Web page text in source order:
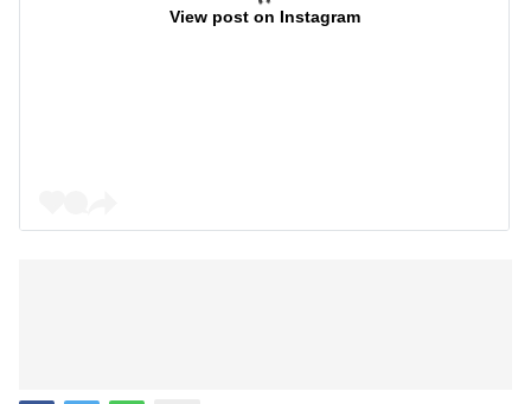
View post on Instagram